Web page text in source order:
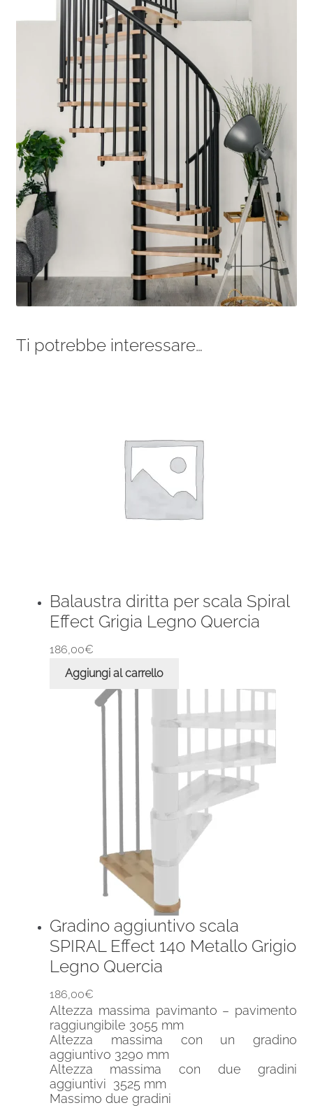
Ti potrebbe interessare…
Balaustra diritta per scala Spiral
Effect Grigia Legno Quercia
186,00€
Aggiungi al carrello
Gradino aggiuntivo scala
SPIRAL Effect 140 Metallo Grigio
Legno Quercia
186,00€
Altezza massima pavimanto – pavimento
raggiungibile 3055 mm
Altezza massima con un gradino
aggiuntivo 3290 mm
Altezza massima con due gradini
aggiuntivi 3525 mm
Massimo due gradini